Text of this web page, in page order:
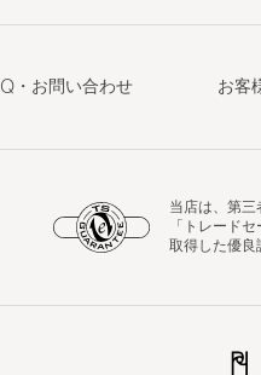
・お問い合わせ お客
当店は、第三
「トレード
取得した優良